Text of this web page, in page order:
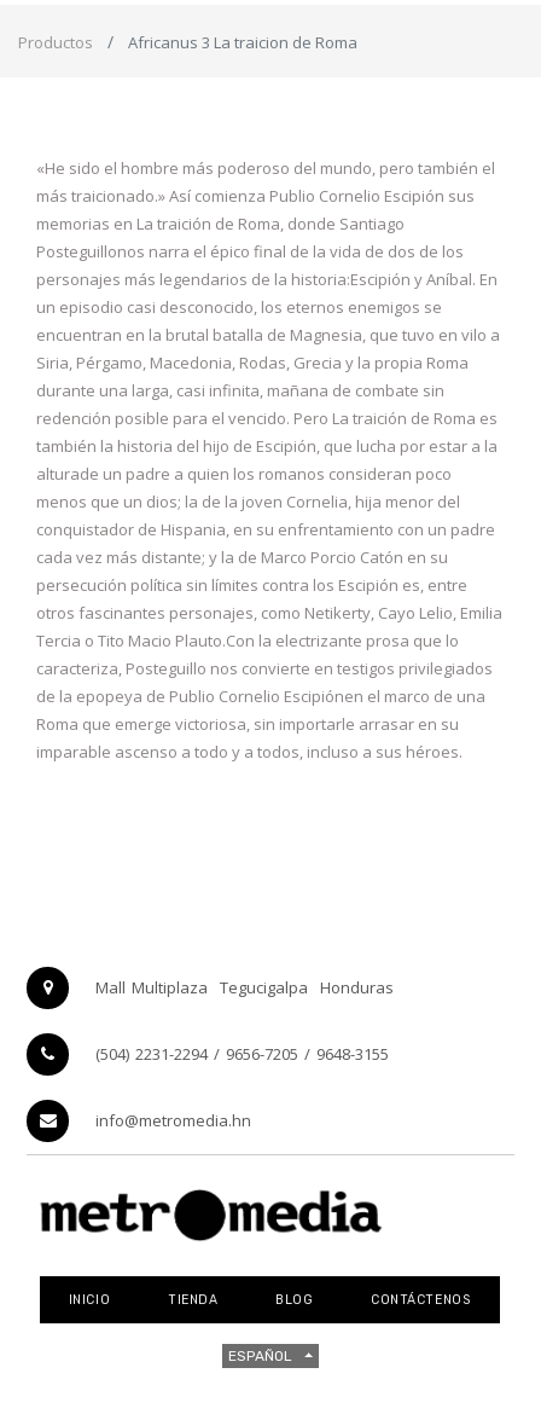
Productos Africanus 3 La traicion de Roma
«He sido el hombre más poderoso del mundo, pero también el
más traicionado.» Así comienza Publio Cornelio Escipión sus
memorias en La traición de Roma, donde Santiago
Posteguillonos narra el épico final de la vida de dos de los
personajes más legendarios de la historia:Escipión y Aníbal. En
un episodio casi desconocido, los eternos enemigos se
encuentran en la brutal batalla de Magnesia, que tuvo en vilo a
Siria, Pérgamo, Macedonia, Rodas, Grecia y la propia Roma
durante una larga, casi infinita, mañana de combate sin
redención posible para el vencido. Pero La traición de Roma es
también la historia del hijo de Escipión, que lucha por estar a la
alturade un padre a quien los romanos consideran poco
menos que un dios; la de la joven Cornelia, hija menor del
conquistador de Hispania, en su enfrentamiento con un padre
cada vez más distante; y la de Marco Porcio Catón en su
persecución política sin límites contra los Escipión es, entre
otros fascinantes personajes, como Netikerty, Cayo Lelio, Emilia
Tercia o Tito Macio Plauto.Con la electrizante prosa que lo
caracteriza, Posteguillo nos convierte en testigos privilegiados
de la epopeya de Publio Cornelio Escipiónen el marco de una
Roma que emerge victoriosa, sin importarle arrasar en su
imparable ascenso a todo y a todos, incluso a sus héroes.
Mall Multiplaza Tegucigalpa Honduras
(504) 2231-2294 / 9656-7205 / 9648-3155
info@metromedia.hn
INICIO TIENDA BLOG CONTÁCTENOS
ESPAÑOL